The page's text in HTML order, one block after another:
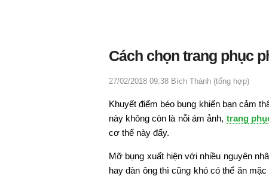
Cách chọn trang phục
27/02/2018 09:38 Bích Thành (tổng hợp)
Khuyết điểm béo bụng khiến bạn cảm
này không còn là nỗi ám ảnh, trang
cơ thể này đấy.
Mỡ bụng xuất hiện với nhiều nguyên
hay đàn ông thì cũng khó có thể ăn